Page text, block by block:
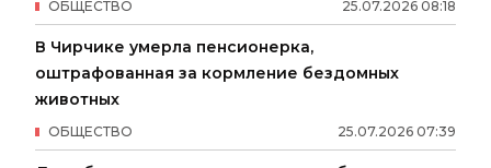
25.07.2026 08:18
ОБЩЕСТВО
В Чирчике умерла пенсионерка,
оштрафованная за кормление бездомных
животных
25.07.2026 07:39
ОБЩЕСТВО